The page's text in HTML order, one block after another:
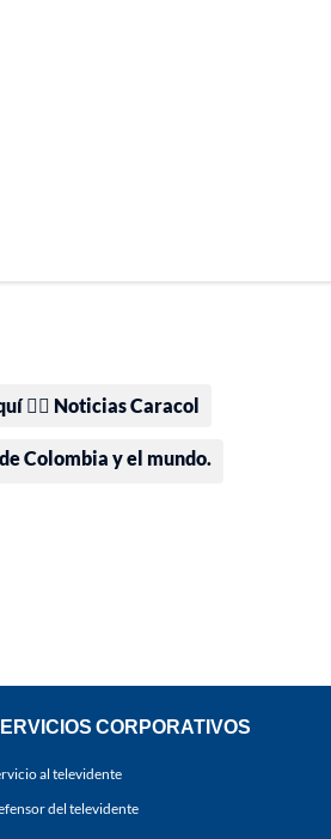
👉🏻 Noticias Caracol
Colombia y el mundo.
CORPORATIVOS
al televidente
del televidente